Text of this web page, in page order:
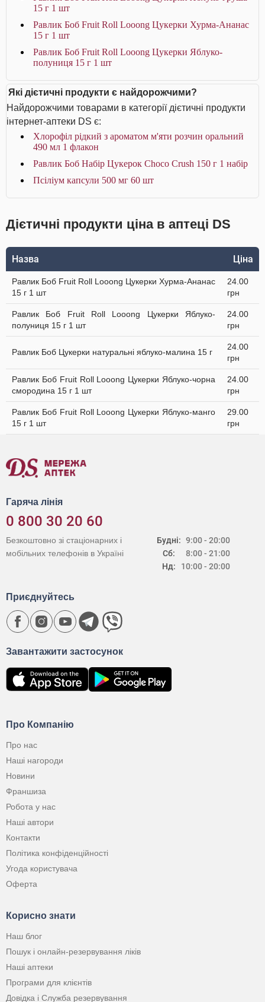
15 г 1 шт
Равлик Боб Fruit Roll Looong Цукерки Хурма-Ананас
15 г 1 шт
Равлик Боб Fruit Roll Looong Цукерки Яблуко-
полуниця 15 г 1 шт
Які дієтичні продукти є найдорожчими?
Найдорожчими товарами в категорії дієтичні продукти
інтернет-аптеки DS є:
Хлорофіл рідкий з ароматом м'яти розчин оральний
490 мл 1 флакон
Равлик Боб Набір Цукерок Choco Crush 150 г 1 набір
Псіліум капсули 500 мг 60 шт
Дієтичні продукти ціна в аптеці DS
Назва Ціна
Равлик Боб Fruit Roll Looong Цукерки Хурма-Ананас
15 г 1 шт
24.00
грн
Равлик Боб Fruit Roll Looong Цукерки Яблуко-
полуниця 15 г 1 шт
24.00
грн
Равлик Боб Цукерки натуральні яблуко-малина 15 г
24.00
грн
Равлик Боб Fruit Roll Looong Цукерки Яблуко-чорна
смородина 15 г 1 шт
24.00
грн
Равлик Боб Fruit Roll Looong Цукерки Яблуко-манго
15 г 1 шт
29.00
грн
Гаряча лінія
0 800 30 20 60
Будні:
Сб:
Нд:
9:00 - 20:00
8:00 - 21:00
10:00 - 20:00
Безкоштовно зі стаціонарних і
мобільних телефонів в Україні
Про Компанію
Про нас
Наші нагороди
Новини
Франшиза
Робота у нас
Наші автори
Контакти
Політика конфіденційності
Угода користувача
Оферта
Корисно знати
Наш блог
Пошук і онлайн-резервування ліків
Наші аптеки
Програми для клієнтів
Довідка і Служба резервування
Завантажити застосунок
Приєднуйтесь